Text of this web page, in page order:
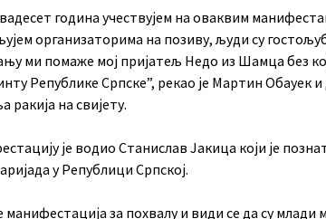
година учествујем на оваквим
организаторима на позиву, људи су
ми помаже мој пријатељ Недо из Шамца без
Републике Српске”, рекао је Мартин Обауек и
ракија на свијету.
је водио Станислав Јакица који је
у Републици Српској.
манифестација за похвалу и види се да су